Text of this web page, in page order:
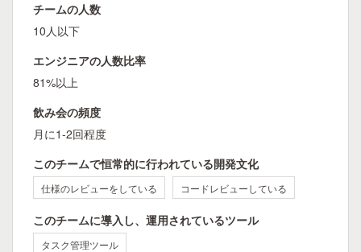
チームの人数
10人以下
エンジニアの人数比率
81%以上
飲み会の頻度
月に1-2回程度
このチームで恒常的に行われている開発文化
仕様のレビューをしている コードレビューしている
このチームに導入し、運用されているツール
タスク管理ツール